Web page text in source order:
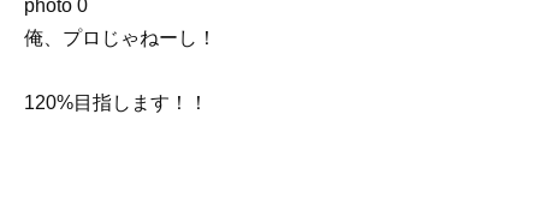
俺、プロじゃねーし！
120%目指します！！